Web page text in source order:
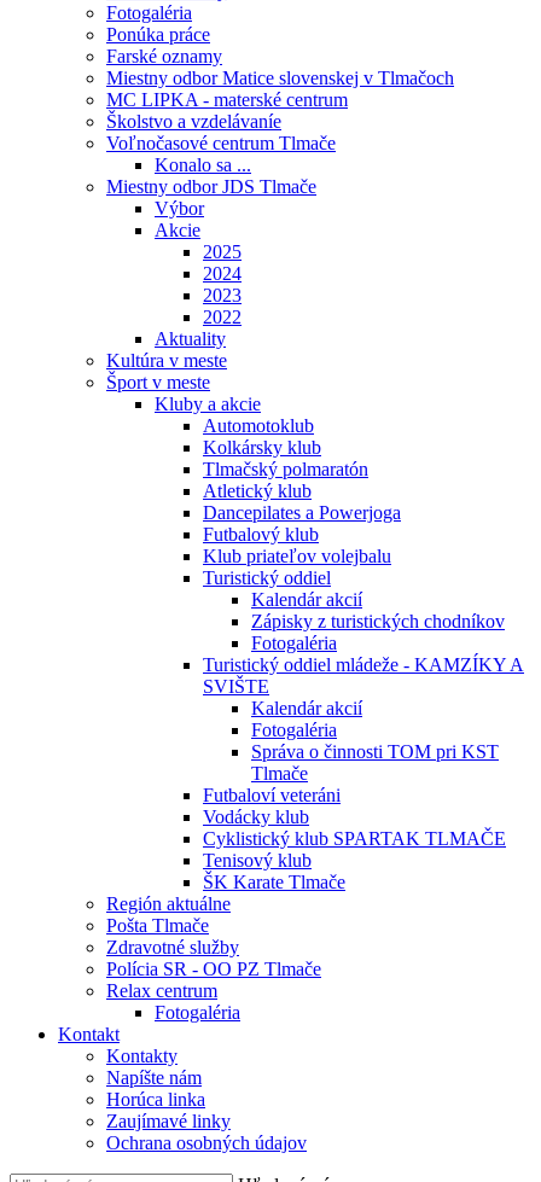
Fotogaléria
Ponúka práce
Farské oznamy
Miestny odbor Matice slovenskej v Tlmačoch
MC LIPKA - materské centrum
Školstvo a vzdelávaníe
Voľnočasové centrum Tlmače
Konalo sa ...
Miestny odbor JDS Tlmače
Výbor
Akcie
2025
2024
2023
2022
Aktuality
Kultúra v meste
Šport v meste
Kluby a akcie
Automotoklub
Kolkársky klub
Tlmačský polmaratón
Atletický klub
Dancepilates a Powerjoga
Futbalový klub
Klub priateľov volejbalu
Turistický oddiel
Kalendár akcií
Zápisky z turistických chodníkov
Fotogaléria
Turistický oddiel mládeže - KAMZÍKY A
SVIŠTE
Kalendár akcií
Fotogaléria
Správa o činnosti TOM pri KST
Tlmače
Futbaloví veteráni
Vodácky klub
Cyklistický klub SPARTAK TLMAČE
Tenisový klub
ŠK Karate Tlmače
Región aktuálne
Pošta Tlmače
Zdravotné služby
Polícia SR - OO PZ Tlmače
Relax centrum
Fotogaléria
Kontakt
Kontakty
Napíšte nám
Horúca linka
Zaujímavé linky
Ochrana osobných údajov